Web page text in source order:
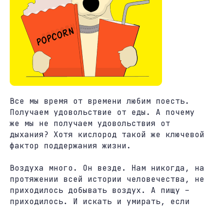
Все мы время от времени любим поесть.
Получаем удовольствие от еды. А почему
же мы не получаем удовольствия от
дыхания? Хотя кислород такой же ключевой
фактор поддержания жизни.
Воздуха много. Он везде. Нам никогда, на
протяжении всей истории человечества, не
приходилось добывать воздух. А пищу –
приходилось. И искать и умирать, если